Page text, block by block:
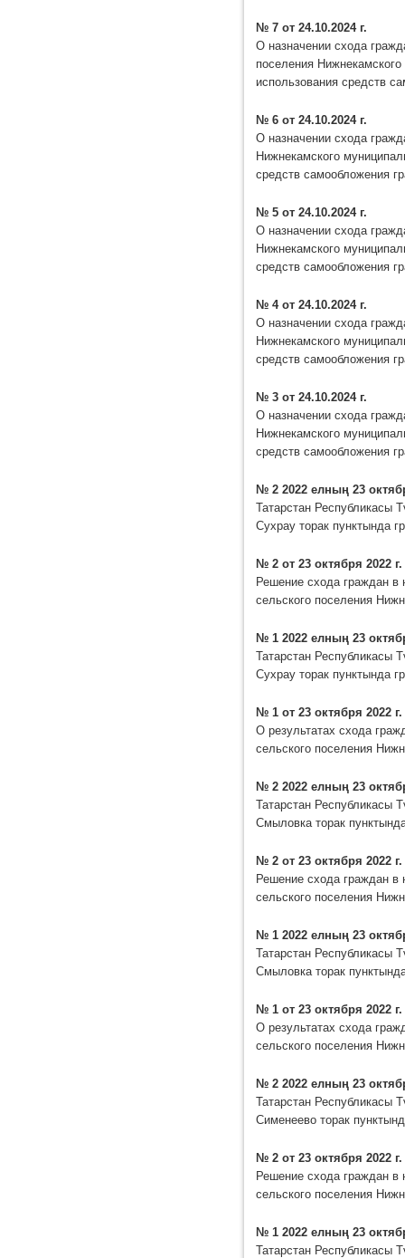
№ 7 от 24.10.2024 г.
О назначении схода
поселения
использования средств
№ 6 от 24.10.2024 г.
О назначении схода
Нижнекамского
средств самообложения
№ 5 от 24.10.2024 г.
О назначении схода
Нижнекамского
средств самообложения
№ 4 от 24.10.2024 г.
О назначении схода
Нижнекамского
средств самообложения
№ 3 от 24.10.2024 г.
О назначении схода
Нижнекамского
средств самообложения
№ 2 2022 елның 23
Татарстан Республикасы
Сухрау торак пунктында
№ 2 от 23 октября 2022 г.
Решение схода граждан в
сельского поселения
№ 1 2022 елның 23
Татарстан Республикасы
Сухрау торак пунктында
№ 1 от 23 октября 2022 г.
О результатах схода
сельского поселения
№ 2 2022 елның 23
Татарстан Республикасы
Смыловка торак
№ 2 от 23 октября 2022 г.
Решение схода граждан в
сельского поселения
№ 1 2022 елның 23
Татарстан Республикасы
Смыловка торак
№ 1 от 23 октября 2022 г.
О результатах схода
сельского поселения
№ 2 2022 елның 23
Татарстан Республикасы
Сименеево торак
№ 2 от 23 октября 2022 г.
Решение схода граждан в
сельского поселения
№ 1 2022 елның 23
Татарстан Республикасы